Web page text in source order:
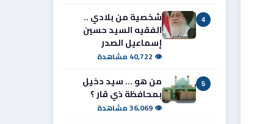
4
شخصية من بلادي ..
الفقيه السيد حسين
إسماعيل الصدر
👁 40,722 مشاهدة
5
من هو ... سيد دخيل
بمحافظة ذي قار ؟
👁 36,069 مشاهدة